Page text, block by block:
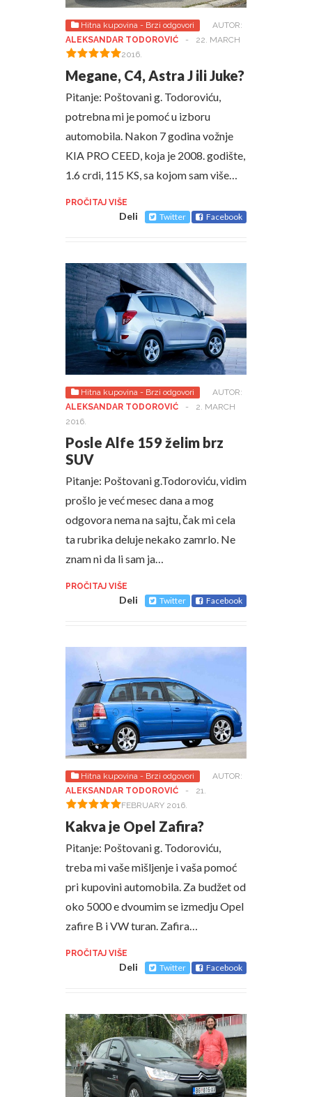
Hitna kupovina - Brzi odgovori
AUTOR:
ALEKSANDAR TODOROVIĆ
-
22. MARCH
2016.
Megane, C4, Astra J ili Juke?
Pitanje: Poštovani g. Todoroviću,
potrebna mi je pomoć u izboru
automobila. Nakon 7 godina vožnje
KIA PRO CEED, koja je 2008. godište,
1.6 crdi, 115 KS, sa kojom sam više…
PROČITAJ VIŠE
Deli Twitter Facebook
Hitna kupovina - Brzi odgovori
AUTOR:
ALEKSANDAR TODOROVIĆ
-
2. MARCH
2016.
Posle Alfe 159 želim brz
SUV
Pitanje: Poštovani g.Todoroviću, vidim
prošlo je već mesec dana a mog
odgovora nema na sajtu, čak mi cela
ta rubrika deluje nekako zamrlo. Ne
znam ni da li sam ja…
PROČITAJ VIŠE
Deli Twitter Facebook
Hitna kupovina - Brzi odgovori
AUTOR:
ALEKSANDAR TODOROVIĆ
-
21.
FEBRUARY 2016.
Kakva je Opel Zafira?
Pitanje: Poštovani g. Todoroviću,
treba mi vaše mišljenje i vaša pomoć
pri kupovini automobila. Za budžet od
oko 5000 e dvoumim se izmedju Opel
zafire B i VW turan. Zafira…
PROČITAJ VIŠE
Deli Twitter Facebook